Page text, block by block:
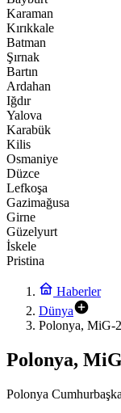
Karaman
Kırıkkale
Batman
Şırnak
Bartın
Ardahan
Iğdır
Yalova
Karabük
Kilis
Osmaniye
Düzce
Lefkoşa
Gazimağusa
Girne
Güzelyurt
İskele
Pristina
Haberler
Dünya
Polonya, MiG-
Polonya,
Polonya